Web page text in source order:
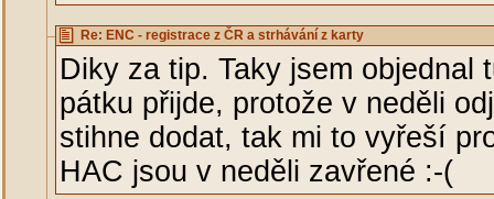
Re: ENC - registrace z ČR a strhávání z karty
Diky za tip. Taky jsem objednal
pátku přijde, protože v neděli
stihne dodat, tak mi to vyřeší
HAC jsou v neděli zavřené :-(